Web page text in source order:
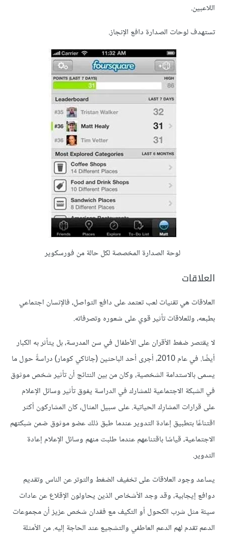
اللاعبين.
تستهدف لوحات الصدارة دافع الإنجاز.
لوحة الصدارة المخصصة لكل حالة من فورسكوير
العلاقات
العلاقات هي تقنيات لعب تعتمد على دافع التواصل، فالإنسان اجتماعي
بطبعه، وللعلاقات تأثير قوي على شعوره وتصرفاته.
لا يقتصر ضغط الأقران على الأطفال في سن المدرسة، بل يتأثر به الكبار
أيضًا. في عام 2010، أجرى أحد الباحثين (جاناكي كومار) دراسةً حول ما
يسمى بالاستدامة الشخصية، وكان من بين النتائج أن تأثير شخص موثوق
في الشبكة الاجتماعية للمشارك في الدراسة يفوق تأثير وسائل الإعلام
على قرارات المشارِك الحياتية. على سبيل المثال، كان المشاركون أكثر
اقتناعًا بتطبيق إعادة التدوير عندما طبق ذلك عضو موثوق ضمن شبكتهم
الاجتماعية، قياسًا باقتناعهم عندما طلبت منهم وسائل الإعلام إعادة
التدوير.
يساعد وجود العلاقات على تخفيف الضغط والتوتر عن الناس وتقديم
دوافع إيجابية، وقد وجد الأشخاص الذين يحاولون الإقلاع عن عادات
سيئة مثل شرب الكحول أو التكيف مع فقدان شخص عزيز أن مجموعات
الدعم تقدم لهم الدعم العاطفي والتشجيع عند الحاجة إليه. من الأمثلة